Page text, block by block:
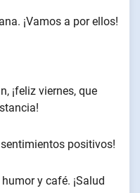
¡Vamos a por ellos!
¡feliz viernes, que
positivos!
y café. ¡Salud